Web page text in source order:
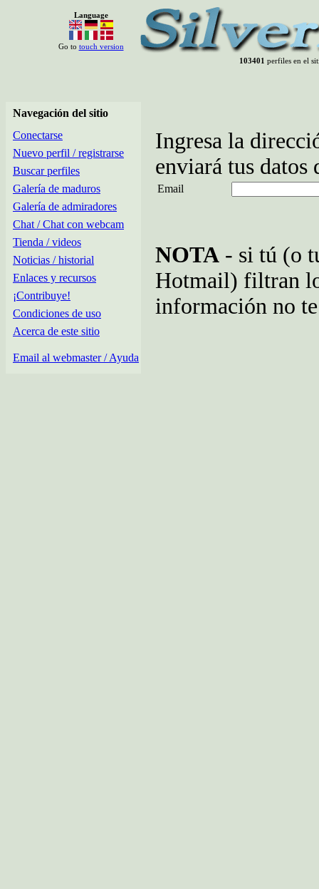
Language
Go to touch version
103401 perfiles en el
Navegación del sitio
Conectarse
Nuevo perfil / registrarse
Buscar perfiles
Galería de maduros
Galería de admiradores
Chat / Chat con webcam
Tienda / videos
Noticias / historial
Enlaces y recursos
¡Contribuye!
Condiciones de uso
Acerca de este sitio
Email al webmaster / Ayuda
Ingresa la
enviará tus datos
Email
NOTA - si tú (o
Hotmail) filtran
información no